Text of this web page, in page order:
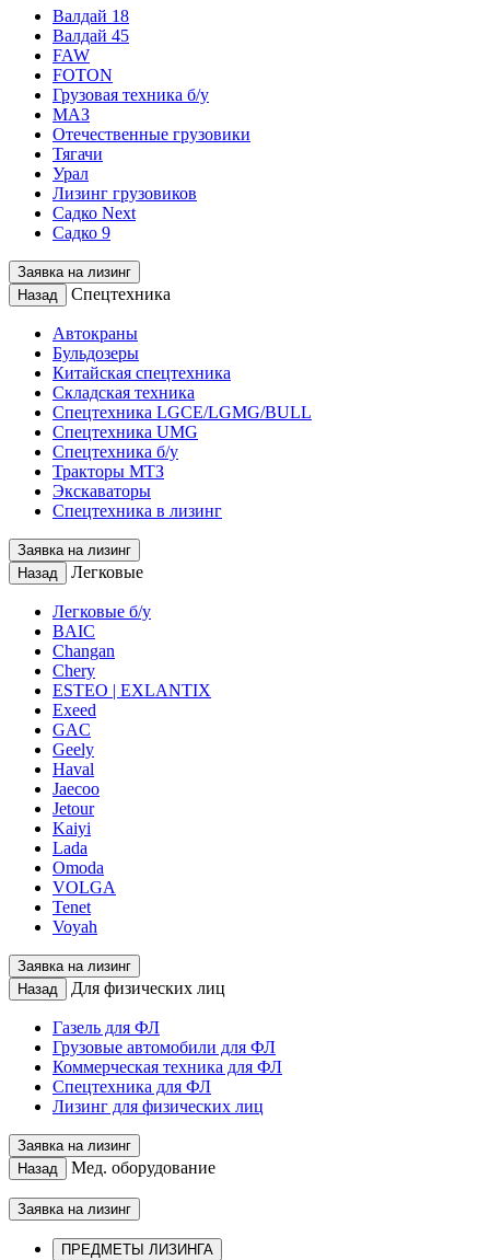
Валдай 18
Валдай 45
FAW
FOTON
Грузовая техника б/у
МАЗ
Отечественные грузовики
Тягачи
Урал
Лизинг грузовиков
Садко Next
Садко 9
Заявка на лизинг
Назад
Спецтехника
Автокраны
Бульдозеры
Китайская спецтехника
Складская техника
Спецтехника LGCE/LGMG/BULL
Спецтехника UMG
Спецтехника б/у
Тракторы МТЗ
Экскаваторы
Спецтехника в лизинг
Заявка на лизинг
Назад
Легковые
Легковые б/у
BAIC
Changan
Chery
ESTEO | EXLANTIX
Exeed
GAC
Geely
Haval
Jaecoo
Jetour
Kaiyi
Lada
Omoda
VOLGA
Tenet
Voyah
Заявка на лизинг
Назад
Для физических лиц
Газель для ФЛ
Грузовые автомобили для ФЛ
Коммерческая техника для ФЛ
Спецтехника для ФЛ
Лизинг для физических лиц
Заявка на лизинг
Назад
Мед. оборудование
Заявка на лизинг
ПРЕДМЕТЫ ЛИЗИНГА